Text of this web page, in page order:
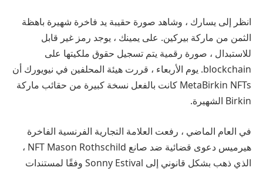
انظر إلى يسارك ، وشاهد صورة حقيبة يد فاخرة شهيرة باهظة
الثمن من ماركة بيركين. على يمينك ، يوجد رمز غير قابل
للاستبدال ، صورة رقمية يتم تسجيل حقوق ملكيتها على
blockchain. يوم الأربعاء ، قررت هيئة المحلفين في نيويورك أن
MetaBirkin NFTs كانت بالفعل نسخة كبيرة من حقائب ماركة
Birkin الشهيرة.
في العام الماضي ، رفعت العلامة التجارية الفرنسية الفاخرة
هيرميس دعوى قضائية ضد صانع NFT Mason Rothschild ،
الذي ذهب بشكل قانوني إلى Sonny Estival وفقًا لمستندات